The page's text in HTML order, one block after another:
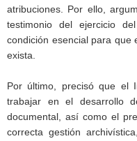
atribuciones. Por ello,
testimonio del ejercicio
condición esencial para que
exista.
Por último, precisó que el
trabajar en el desarrollo
documental, así como el
correcta gestión